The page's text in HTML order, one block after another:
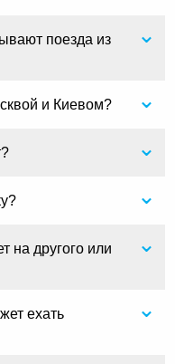
поезда из
и Киевом?
на другого или
ехать